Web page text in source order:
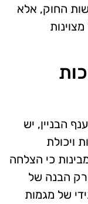
החוק, אלא
הבניין, יש
ויכולת
כי הצלחה
רק הבנה של
של מגמות